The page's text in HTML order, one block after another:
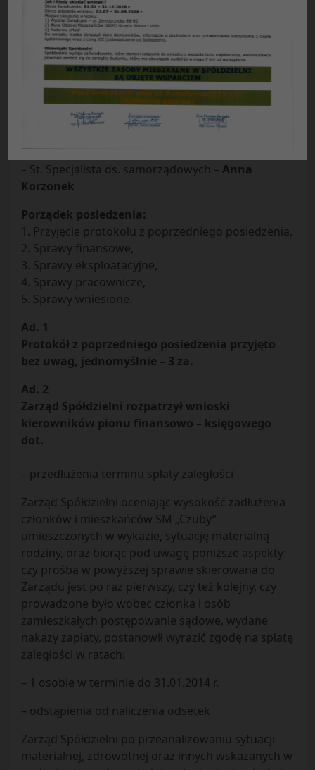
Protokół nr 37/2013
z posiedzenia Zarządu Spółdzielni
Mieszkaniowej „Czuby” w Lublinie
odbytego w dniu 03.09.2013 r.
Obecni:
– Prezes Zarządu –Ryszard Burski
– Zastępca prezesa ds. finansowych –Adam Ziółek
Zielińska
– St. Specjalista ds. samorządowych – Anna
Korzonek
Porządek posiedzenia:
1. Przyjęcie protokołu z poprzedniego posiedzenia,
2. Sprawy finansowe,
3. Sprawy eksploatacyjne,
4. Sprawy pracownicze,
5. Sprawy wniesione.
Ad. 1
Protokół z poprzedniego posiedzenia przyjęto
bez uwag, jednomyślnie – 3 za.
Ad. 2
Zarząd Spółdzielni rozpatrzył wnioski
kierowników pionu finansowo – księgowego
dot.
– przedłużenia terminu spłaty zaległości
Zarząd Spółdzielni oceniając wysokość zadłużenia
członków i mieszkańców SM „Czuby”
umieszczonych w wykazie, sytuację materialną
rodziny, oraz biorąc pod uwagę poniższe aspekty:
czy prośba w powyższej sprawie skierowana do
Zarządu jest po raz pierwszy, czy też kolejny, czy
prowadzone było wobec członka i osób
zamieszkałych postępowanie sądowe, wydane
nakazy zapłaty, postanowił wyrazić zgodę na spłatę
zaległości w ratach:
– 1 osobie w terminie do 31.01.2014 r.
– odstąpienia od naliczenia odsetek
Zarząd Spółdzielni po przeanalizowaniu sytuacji
materialnej, zdrowotnej oraz innych wskazanych w